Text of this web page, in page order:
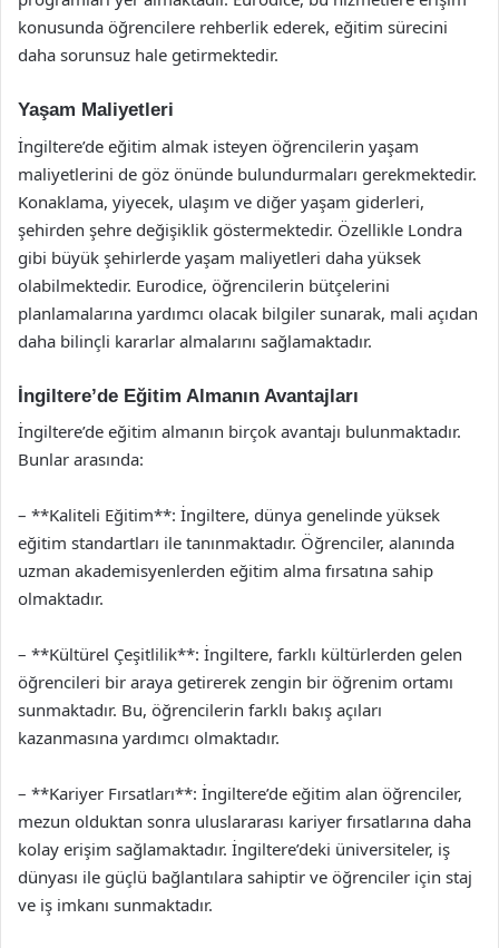
konusunda öğrencilere rehberlik ederek, eğitim sürecini
daha sorunsuz hale getirmektedir.
Yaşam Maliyetleri
İngiltere’de eğitim almak isteyen öğrencilerin yaşam
maliyetlerini de göz önünde bulundurmaları gerekmektedir.
Konaklama, yiyecek, ulaşım ve diğer yaşam giderleri,
şehirden şehre değişiklik göstermektedir. Özellikle Londra
gibi büyük şehirlerde yaşam maliyetleri daha yüksek
olabilmektedir. Eurodice, öğrencilerin bütçelerini
planlamalarına yardımcı olacak bilgiler sunarak, mali açıdan
daha bilinçli kararlar almalarını sağlamaktadır.
İngiltere’de Eğitim Almanın Avantajları
İngiltere’de eğitim almanın birçok avantajı bulunmaktadır.
Bunlar arasında:
– **Kaliteli Eğitim**: İngiltere, dünya genelinde yüksek
eğitim standartları ile tanınmaktadır. Öğrenciler, alanında
uzman akademisyenlerden eğitim alma fırsatına sahip
olmaktadır.
– **Kültürel Çeşitlilik**: İngiltere, farklı kültürlerden gelen
öğrencileri bir araya getirerek zengin bir öğrenim ortamı
sunmaktadır. Bu, öğrencilerin farklı bakış açıları
kazanmasına yardımcı olmaktadır.
– **Kariyer Fırsatları**: İngiltere’de eğitim alan öğrenciler,
mezun olduktan sonra uluslararası kariyer fırsatlarına daha
kolay erişim sağlamaktadır. İngiltere’deki üniversiteler, iş
dünyası ile güçlü bağlantılara sahiptir ve öğrenciler için staj
ve iş imkanı sunmaktadır.